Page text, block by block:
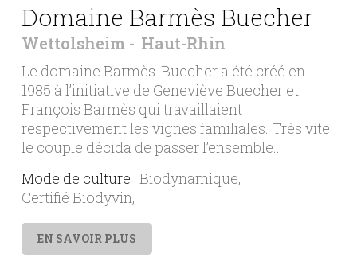
Domaine Barmès Buecher
Wettolsheim Haut-Rhin
Le domaine Barmès-Buecher a été créé en
1985 à l’initiative de Geneviève Buecher et
François Barmès qui travaillaient
respectivement les vignes familiales. Très vite
le couple décida de passer l’ensemble…
Mode de culture : Biodynamique
Certifié Biodyvin
EN SAVOIR PLUS